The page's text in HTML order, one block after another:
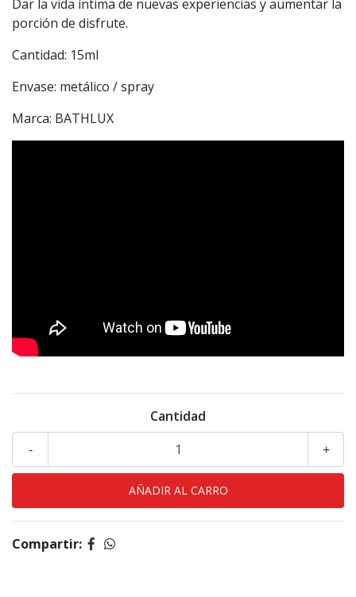
Dar la vida íntima de nuevas experiencias y aumentar la
porción de disfrute.
Cantidad: 15ml
Envase: metálico / spray
Marca: BATHLUX
Cantidad
+
-
Compartir: